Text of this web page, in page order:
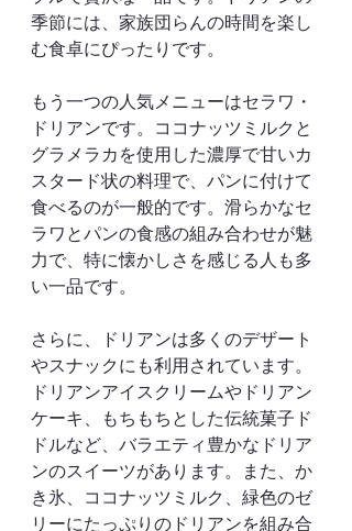
季節には、家族団らんの時間を楽し
む食卓にぴったりです。
もう一つの人気メニューはセラワ・
ドリアンです。ココナッツミルクと
グラメラカを使用した濃厚で甘いカ
スタード状の料理で、パンに付けて
食べるのが一般的です。滑らかなセ
ラワとパンの食感の組み合わせが魅
力で、特に懐かしさを感じる人も多
い一品です。
さらに、ドリアンは多くのデザート
やスナックにも利用されています。
ドリアンアイスクリームやドリアン
ケーキ、もちもちとした伝統菓子ド
ドルなど、バラエティ豊かなドリア
ンのスイーツがあります。また、か
き氷、ココナッツミルク、緑色のゼ
リーにたっぷりのドリアンを組み合